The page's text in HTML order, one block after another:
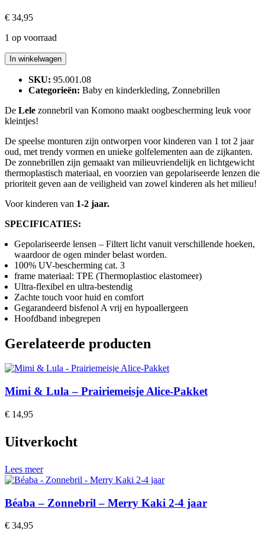
€ 34,95
1 op voorraad
Komono
-
Zonnebril
Lele
-
2
Glossy
-
Butter
aantal
In winkelwagen
SKU: 95.001.08
Categorieën: Baby en kinderkleding, Zonnebrillen
De Lele zonnebril van Komono maakt oogbescherming leuk voor
kleintjes!
De speelse monturen zijn ontworpen voor kinderen van 1 tot 2 jaar
oud, met trendy vormen en unieke golfelementen aan de zijkanten.
De zonnebrillen zijn gemaakt van milieuvriendelijk en lichtgewicht
thermoplastisch materiaal, en voorzien van gepolariseerde lenzen die
prioriteit geven aan de veiligheid van zowel kinderen als het milieu!
Voor kinderen van 1-2 jaar.
SPECIFICATIES:
Gepolariseerde lensen – Filtert licht vanuit verschillende hoeken,
waardoor de ogen minder belast worden.
100% UV-bescherming cat. 3
frame materiaal: TPE (Thermoplastioc elastomeer)
Ultra-flexibel en ultra-bestendig
Zachte touch voor huid en comfort
Gegarandeerd bisfenol A vrij en hypoallergeen
Hoofdband inbegrepen
Gerelateerde producten
Mimi & Lula – Prairiemeisje Alice-Pakket
€ 14,95
Uitverkocht
Lees meer
Béaba – Zonnebril – Merry Kaki 2-4 jaar
€ 34,95